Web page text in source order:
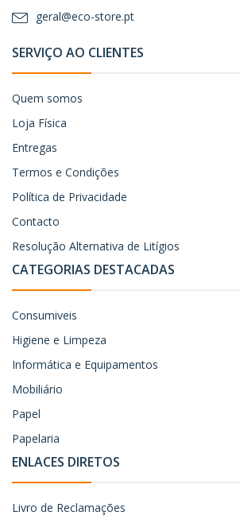
geral@eco-store.pt
SERVIÇO AO CLIENTES
Quem somos
Loja Física
Entregas
Termos e Condições
Política de Privacidade
Contacto
Resolução Alternativa de Litígios
CATEGORIAS DESTACADAS
Consumiveis
Higiene e Limpeza
Informática e Equipamentos
Mobiliário
Papel
Papelaria
ENLACES DIRETOS
Livro de Reclamações